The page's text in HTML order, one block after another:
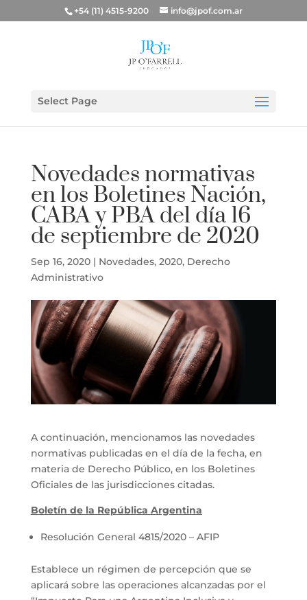
+54 (11) 4515-9200 info@jpof.com.ar
Select Page
Novedades normativas
en los Boletines Nación,
CABA y PBA del día 16
de septiembre de 2020
Sep 16, 2020| Novedades, 2020, Derecho
Administrativo
A continuación, mencionamos las novedades
normativas publicadas en el día de la fecha, en
materia de Derecho Público, en los Boletines
Oficiales de las jurisdicciones citadas.
Boletín de la República Argentina
Resolución General 4815/2020 – AFIP
Establece un régimen de percepción que se
aplicará sobre las operaciones alcanzadas por el